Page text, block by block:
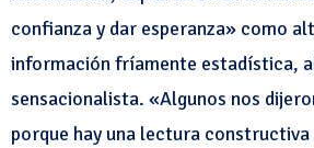
confianza y dar esperanza» como
información fríamente estadística,
sensacionalista. «Algunos nos
porque hay una lectura